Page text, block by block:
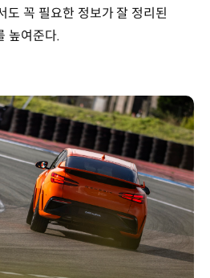
도 꼭 필요한 정보가 잘 정리된
높여준다.